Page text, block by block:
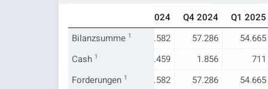
Q3 2024 Q4 2024
Q1 2025
Bilanzsumme 1
52.274 54.157 55.582 57.286
54.665
Cash 1
1.180 4.459 1.856
711
Forderungen 1
52.274 54.157 55.582 57.286
54.665